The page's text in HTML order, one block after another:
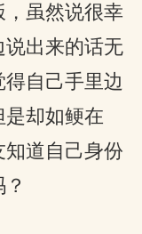
虽然说很幸
出来的话无
自己手里边
却如鲠在
道自己身份